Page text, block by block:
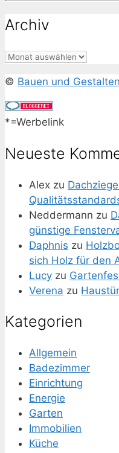
Archiv
Archiv
© Bauen und Gestalten
*=Werbelink
Neueste
Alex zu
Neddermann zu
günstige
Daphnis zu
sich Holz für den
Lucy zu
Verena zu
Kategorien
Allgemein
Badezimmer
Einrichtung
Energie
Garten
Immobilien
Küche